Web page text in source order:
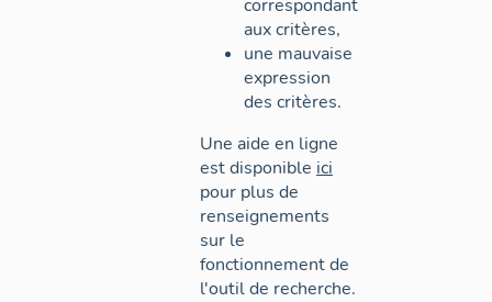
correspondant
aux critères,
une mauvaise
expression
des critères.
Une aide en ligne
est disponible ici
pour plus de
renseignements
sur le
fonctionnement de
l'outil de recherche.